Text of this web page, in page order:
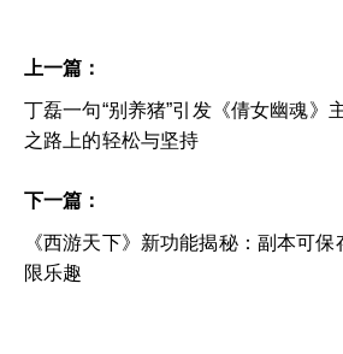
上一篇：
丁磊一句“别养猪”引发《倩女幽魂》
之路上的轻松与坚持
下一篇：
《西游天下》新功能揭秘：副本可
限乐趣